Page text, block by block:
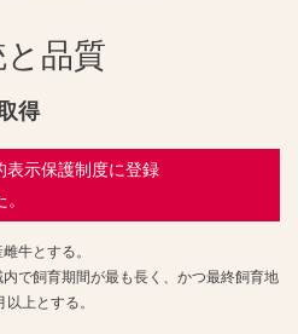
品質
得
表示保護制度に登録
牛とする。
で飼育期間が最も長く、かつ最終飼育地
上とする。